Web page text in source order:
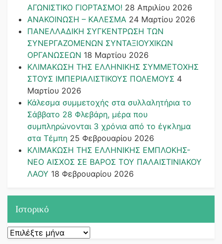
ΑΓΩΝΙΣΤΙΚΟ ΓΙΟΡΤΑΣΜΟ! 28 Απριλίου 2026
ΑΝΑΚΟΙΝΩΣΗ – ΚΑΛΕΣΜΑ 24 Μαρτίου 2026
ΠΑΝΕΛΛΑΔΙΚΗ ΣΥΓΚΕΝΤΡΩΣΗ ΤΩΝ
ΣΥΝΕΡΓΑΖΟΜΕΝΩΝ ΣΥΝΤΑΞΙΟΥΧΙΚΩΝ
ΟΡΓΑΝΩΣΕΩΝ 18 Μαρτίου 2026
ΚΛΙΜΑΚΩΣΗ ΤΗΣ ΕΛΛΗΝΙΚΗΣ ΣΥΜΜΕΤΟΧΗΣ
ΣΤΟΥΣ ΙΜΠΕΡΙΑΛΙΣΤΙΚΟΥΣ ΠΟΛΕΜΟΥΣ 4
Μαρτίου 2026
Κάλεσμα συμμετοχής στα συλλαλητήρια το
Σάββατο 28 Φλεβάρη, μέρα που
συμπληρώνονται 3 χρόνια από το έγκλημα
στα Τέμπη 25 Φεβρουαρίου 2026
ΚΛΙΜΑΚΩΣΗ ΤΗΣ ΕΛΛΗΝΙΚΗΣ ΕΜΠΛΟΚΗΣ-
ΝΕΟ ΑΙΣΧΟΣ ΣΕ ΒΑΡΟΣ ΤΟΥ ΠΑΛΑΙΣΤΙΝΙΑΚΟΥ
ΛΑΟΥ 18 Φεβρουαρίου 2026
Ιστορικό
Ιστορικό